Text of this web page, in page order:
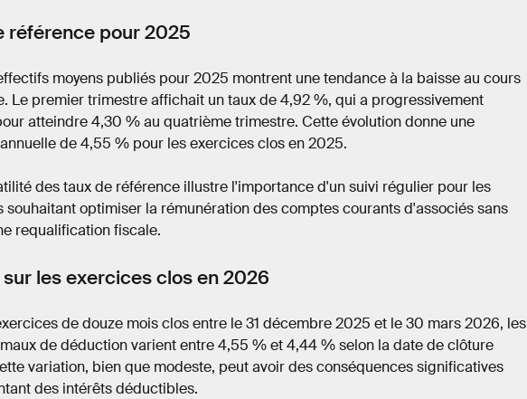
référence pour 2025
moyens publiés pour 2025 montrent une tendance à la baisse au cours
Le premier trimestre affichait un taux de 4,92 %, qui a progressivement
atteindre 4,30 % au quatrième trimestre. Cette évolution donne une
de 4,55 % pour les exercices clos en 2025.
des taux de référence illustre l'importance d'un suivi régulier pour les
souhaitant optimiser la rémunération des comptes courants d'associés sans
requalification fiscale.
les exercices clos en 2026
de douze mois clos entre le 31 décembre 2025 et le 30 mars 2026, les
de déduction varient entre 4,55 % et 4,44 % selon la date de clôture
variation, bien que modeste, peut avoir des conséquences significatives
des intérêts déductibles.